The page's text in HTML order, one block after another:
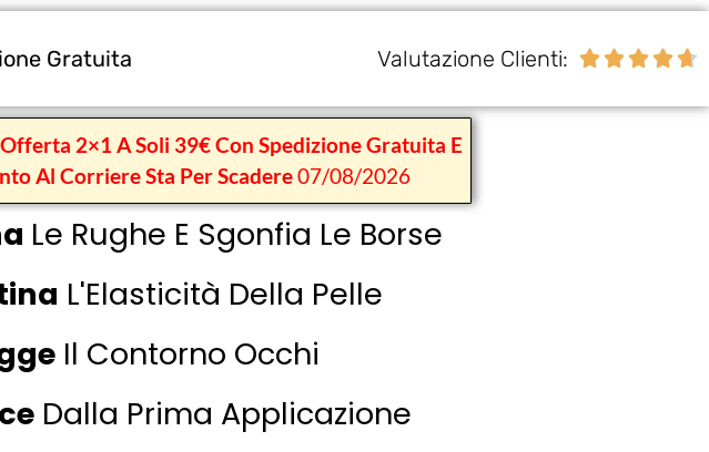
Gratuita Valutazione Clienti: 
Offerta 2×1 A Soli 39€ Con Spedizione Gratuita E
Al Corriere Sta Per Scadere07/08/2026
Le Rughe E Sgonfia Le Borse
L'Elasticità Della Pelle
Il Contorno Occhi
Dalla Prima Applicazione